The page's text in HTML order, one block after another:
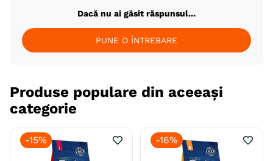
Dacă nu ai găsit răspunsul...
PUNE O ÎNTREBARE
Produse populare din aceeași
categorie
-15% -16%